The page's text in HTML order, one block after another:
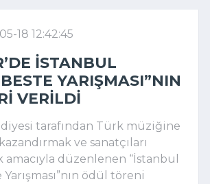
18 12:42:45
İSTANBUL
YARIŞMASI”NIN
VERILDI
tarafından Türk müziğine
ve sanatçıları
düzenlenen “İstanbul
ödül töreni